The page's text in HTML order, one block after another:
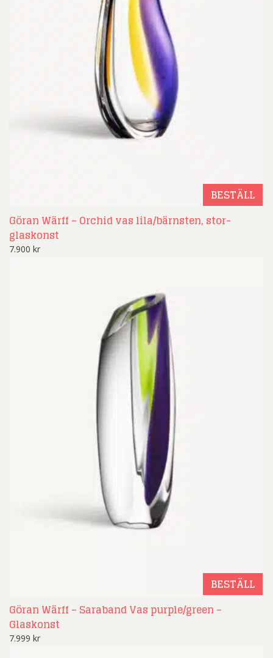
BESTÄLL
Göran Wärff – Orchid vas lila/bärnsten, stor-
glaskonst
7.900 kr
BESTÄLL
Göran Wärff – Saraband Vas purple/green –
Glaskonst
7.999 kr